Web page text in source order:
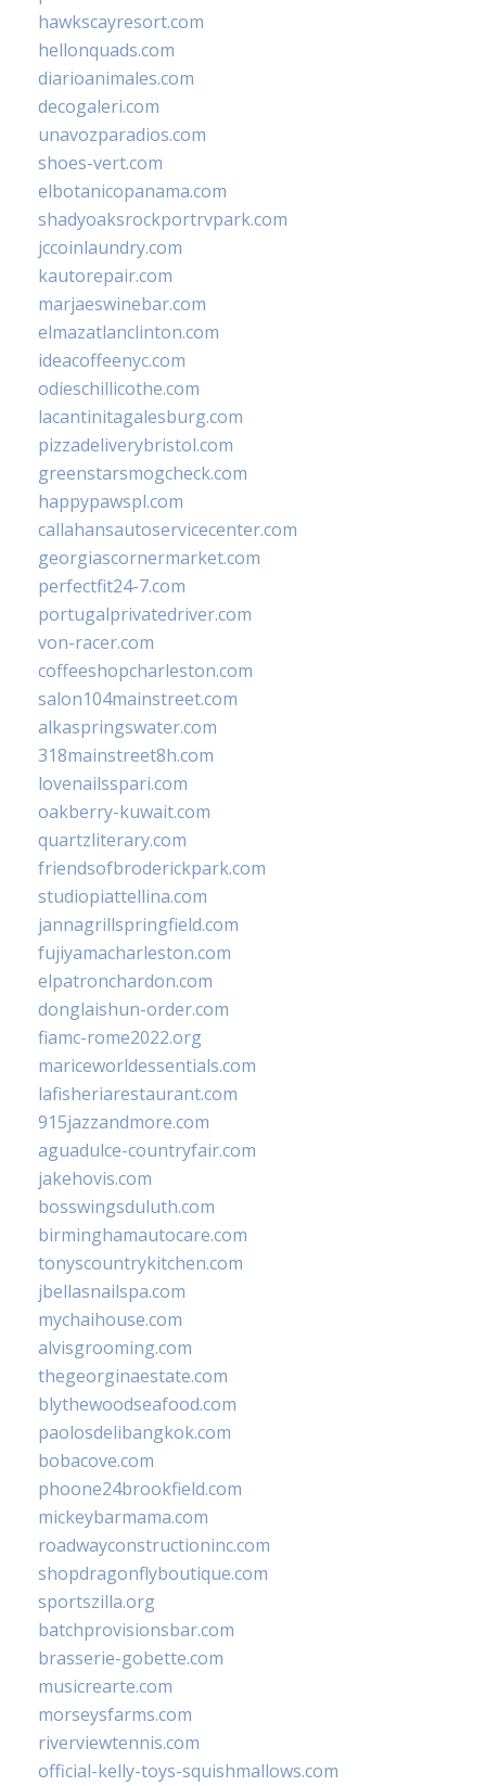
hawkscayresort.com
hellonquads.com
diarioanimales.com
decogaleri.com
unavozparadios.com
shoes-vert.com
elbotanicopanama.com
shadyoaksrockportrvpark.com
jccoinlaundry.com
kautorepair.com
marjaeswinebar.com
elmazatlanclinton.com
ideacoffeenyc.com
odieschillicothe.com
lacantinitagalesburg.com
pizzadeliverybristol.com
greenstarsmogcheck.com
happypawspl.com
callahansautoservicecenter.com
georgiascornermarket.com
perfectfit24-7.com
portugalprivatedriver.com
von-racer.com
coffeeshopcharleston.com
salon104mainstreet.com
alkaspringswater.com
318mainstreet8h.com
lovenailsspari.com
oakberry-kuwait.com
quartzliterary.com
friendsofbroderickpark.com
studiopiattellina.com
jannagrillspringfield.com
fujiyamacharleston.com
elpatronchardon.com
donglaishun-order.com
fiamc-rome2022.org
mariceworldessentials.com
lafisheriarestaurant.com
915jazzandmore.com
aguadulce-countryfair.com
jakehovis.com
bosswingsduluth.com
birminghamautocare.com
tonyscountrykitchen.com
jbellasnailspa.com
mychaihouse.com
alvisgrooming.com
thegeorginaestate.com
blythewoodseafood.com
paolosdelibangkok.com
bobacove.com
phoone24brookfield.com
mickeybarmama.com
roadwayconstructioninc.com
shopdragonflyboutique.com
sportszilla.org
batchprovisionsbar.com
brasserie-gobette.com
musicrearte.com
morseysfarms.com
riverviewtennis.com
official-kelly-toys-squishmallows.com